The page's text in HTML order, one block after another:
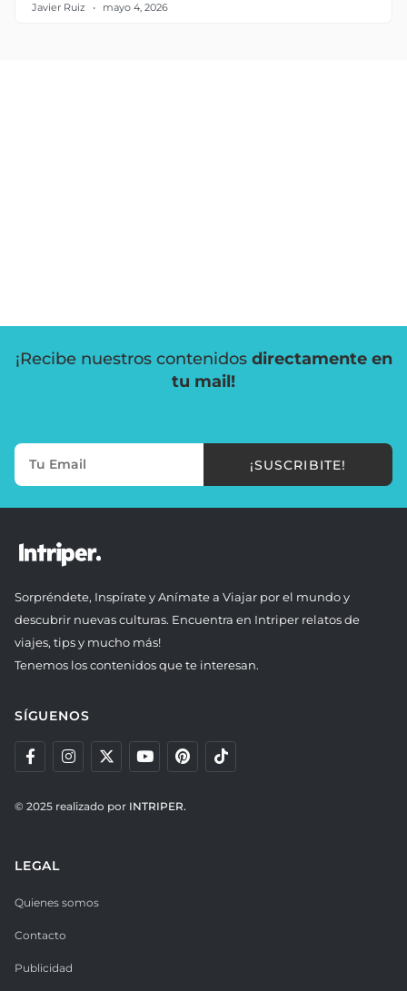
Javier Ruiz mayo 4, 2026
¡Recibe nuestros contenidos directamente en
tu mail!
¡SUSCRIBITE!
Sorpréndete, Inspírate y Anímate a Viajar por el mundo y
descubrir nuevas culturas. Encuentra en Intriper relatos de
viajes, tips y mucho más!
Tenemos los contenidos que te interesan.
SÍGUENOS
© 2025 realizado por INTRIPER.
LEGAL
Quienes somos
Contacto
Publicidad